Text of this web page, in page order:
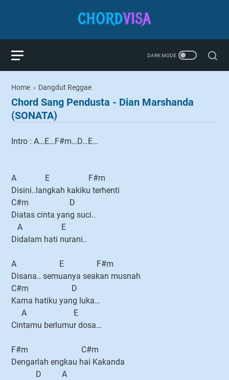
Home › Dangdut Reggae
Chord Sang Pendusta - Dian Marshanda
(SONATA)
Intro : A…E…F#m…D…E…
A E F#m
Disini..langkah kakiku terhenti
C#m D
Diatas cinta yang suci..
A E
Didalam hati nurani..
A E F#m
Disana.. semuanya seakan musnah
C#m D
Karna hatiku yang luka…
A E
Cintamu berlumur dosa…
F#m C#m
Dengarlah engkau hai Kakanda
D A